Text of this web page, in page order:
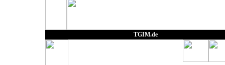
TGIM.de